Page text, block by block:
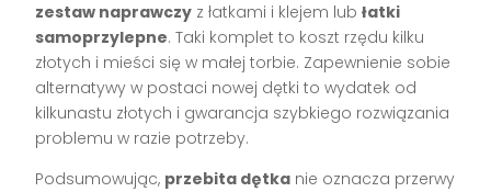
zestaw naprawczy z łatkami i klejem lubłatki
samoprzylepne. Taki komplet to koszt rzędu kilku
złotych i mieści się w małej torbie. Zapewnienie sobie
alternatywy w postaci nowej dętki to wydatek od
kilkunastu złotych i gwarancja szybkiego rozwiązania
problemu w razie potrzeby.
Podsumowując, przebita dętka nie oznacza przerwy